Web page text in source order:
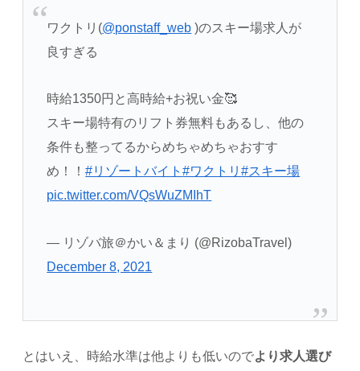
ワクトリ(@ponstaff_web )のスキー場求人が
良すぎる
時給1350円と高時給+お祝い金🥰
スキー場特有のリフト券無料もあるし、他の
条件も整ってるからめちゃめちゃおすす
め！！#リゾートバイト#ワクトリ#スキー場
pic.twitter.com/VQsWuZMIhT
— リゾバ旅＠かい＆まり (@RizobaTravel)
December 8, 2021
とはいえ、時給水準は他よりも低いのでより求人選び